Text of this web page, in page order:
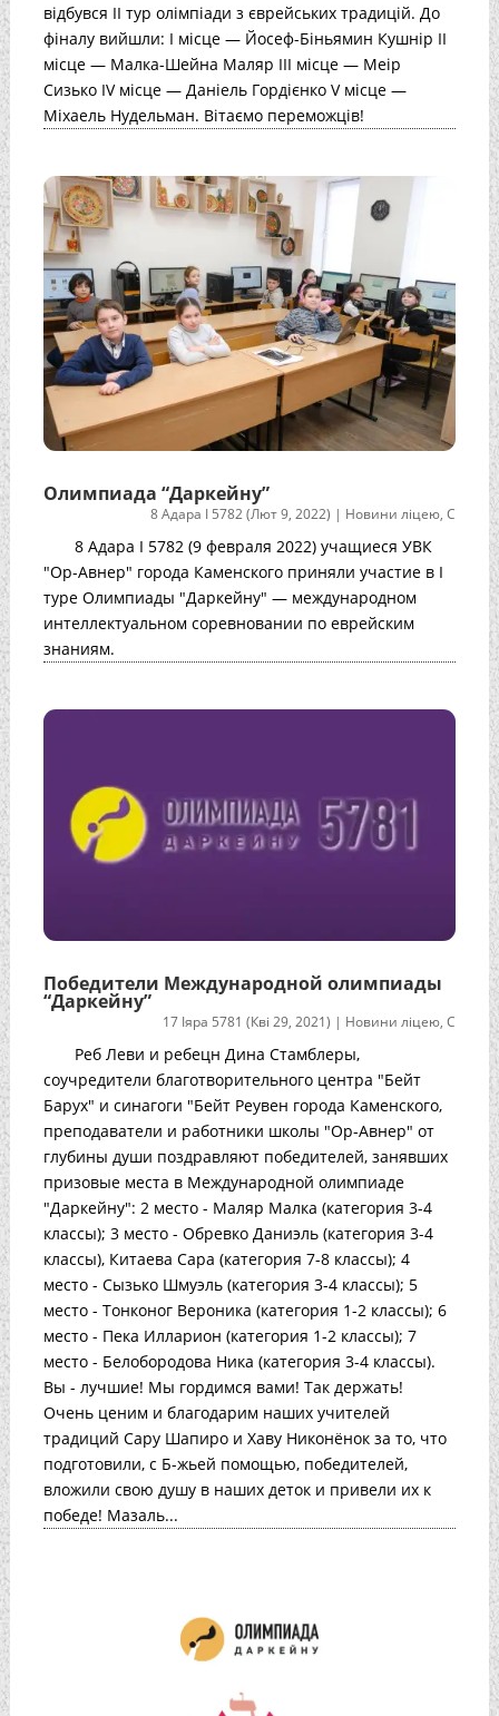
відбувся II тур олімпіади з єврейських традицій. До
фіналу вийшли: I місце — Йосеф-Біньямин Кушнір II
місце — Малка-Шейна Маляр III місце — Меір
Сизько IV місце — Даніель Гордієнко V місце —
Міхаель Нудельман. Вітаємо переможців!
Олимпиада “Даркейну”
8 Адара I 5782 (Лют 9, 2022) | Новини ліцею,С
8 Адара I 5782 (9 февраля 2022) учащиеся УВК
"Ор-Авнер" города Каменского приняли участие в I
туре Олимпиады "Даркейну" — международном
интеллектуальном соревновании по еврейским
знаниям.
Победители Международной олимпиады
“Даркейну”
17 Іяра 5781 (Кві 29, 2021) | Новини ліцею,С
Реб Леви и ребецн Дина Стамблеры,
соучредители благотворительного центра "Бейт
Барух" и синагоги "Бейт Реувен города Каменского,
преподаватели и работники школы "Ор-Авнер" от
глубины души поздравляют победителей, занявших
призовые места в Международной олимпиаде
"Даркейну": 2 место - Маляр Малка (категория 3-4
классы); 3 место - Обревко Даниэль (категория 3-4
классы), Китаева Сара (категория 7-8 классы); 4
место - Сызько Шмуэль (категория 3-4 классы); 5
место - Тонконог Вероника (категория 1-2 классы); 6
место - Пека Илларион (категория 1-2 классы); 7
место - Белобородова Ника (категория 3-4 классы).
Вы - лучшие! Мы гордимся вами! Так держать!
Очень ценим и благодарим наших учителей
традиций Сару Шапиро и Хаву Никонёнок за то, что
подготовили, с Б-жьей помощью, победителей,
вложили свою душу в наших деток и привели их к
победе! Мазаль...